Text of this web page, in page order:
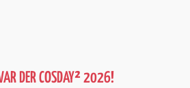
DER COSDAY² 2026!